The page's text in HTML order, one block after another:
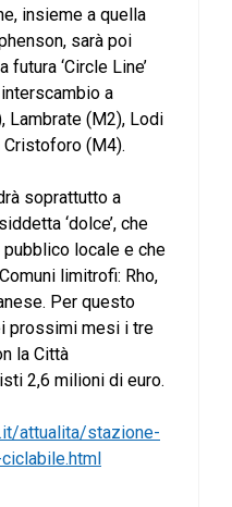
insieme a quella
sarà poi
‘Circle Line’
a
Lambrate (M2), Lodi
Cristoforo (M4).
soprattutto a
‘dolce’, che
locale e che
limitrofi: Rho,
Per questo
prossimi mesi i tre
la Città
2,6 milioni di euro.
attualita/stazione-